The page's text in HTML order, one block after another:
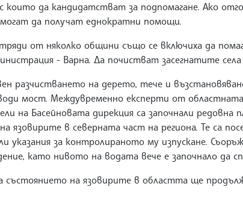
които да кандидатстват за подпомагане. Ако
да получат еднократни помощи.
от няколко общини също се включиха да
- Варна. Да почистват засегнатите
разчистването на дерето, тече и
мост. Междувременно експерти от
на Басейновата дирекция са започнали редовна
язовирите в северната част на региона. Те са
указания за контролираното му изпускане.
като нивото на водата вече е започнало да
състоянието на язовирите в областта ще